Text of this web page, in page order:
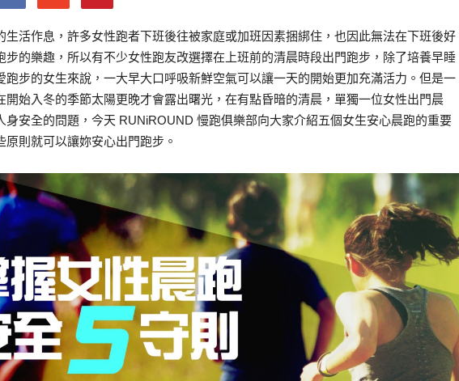
生活作息，許多女性跑者下班後往被家庭或加班因素捆綁住，也因此無法在下班後好
步的樂趣，所以有不少女性跑友改選擇在上班前的清晨時段出門跑步，除了培養早睡
跑步的女生來說，一大早大口呼吸新鮮空氣可以讓一天的開始更加充滿活力。但是一
開始入冬的季節太陽更晚才會露出曙光，在有點昏暗的清晨，單獨一位女性出門晨
身安全的問題，今天 RUNiROUND 慢跑俱樂部向大家介紹五個女生安心晨跑的重要
原則就可以讓妳安心出門跑步。